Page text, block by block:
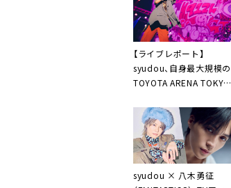
【ライブレポート】
syudou、自身最大規模の
TOYOTA ARENA TOKYO
値。「みんなのおかげで
人生楽しいです」
syudou × 八木勇征